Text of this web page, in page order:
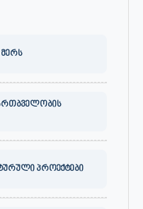
მერს
პროექტები